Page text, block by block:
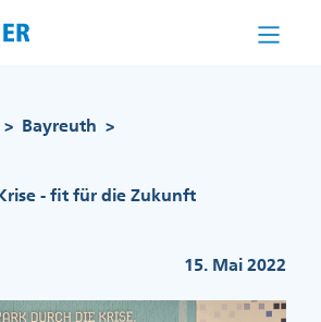
> Bayreuth >
- fit für die Zukunft
15. Mai 2022